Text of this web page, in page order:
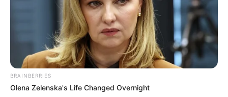
อันดับแรกที่ควรรู้ก็คือ “ฮวงจุ้ย” ร้านค้ากับบ้านที่อยู่อาศัย
แตกต่างตรงข้ามกันโดยสิ้นเชิง เพราะฮวงจุ้ยร้านค้าจะต้อง
เน้นในเรื่องของ พลังหยาง มากเป็นพิเศษ พลังหยางก็คือ
เรื่องการเคลื่อนไหว แหล่งที่ผู้คนสัญจรไปมาเยอะๆ ดังนั้น
หลักการแรก ในการเลือกฮวงจุ้ยร้านค้าก็คือ ให้เลือกแผง
ร้านที่มีคนเดินผ่านไปผ่านมามากๆ
BRAINBERRIES
Olena Zelenska's Life Changed Overnight